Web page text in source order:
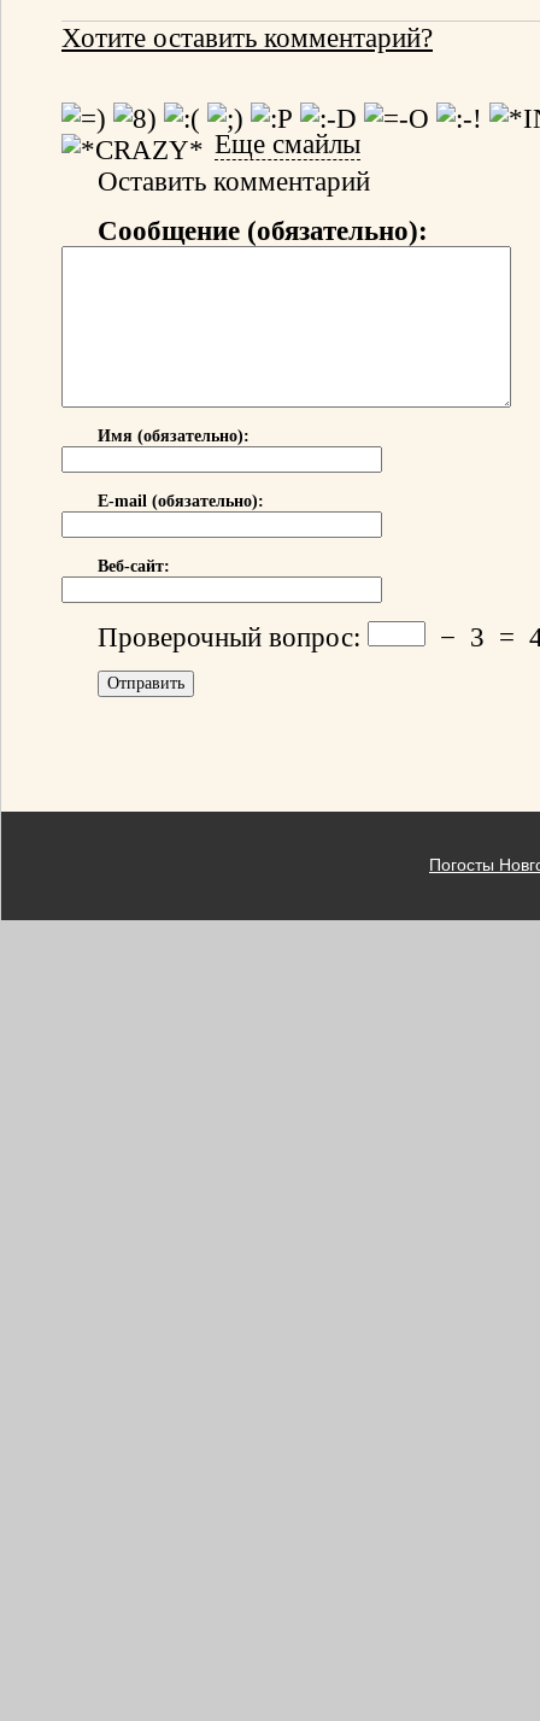
Хотите оставить комментарий?
Еще смайлы
Оставить комментарий
Сообщение (обязательно):
Имя (обязательно):
E-mail (обязательно):
Веб-сайт:
Проверочный вопрос: − 3 =
Погосты